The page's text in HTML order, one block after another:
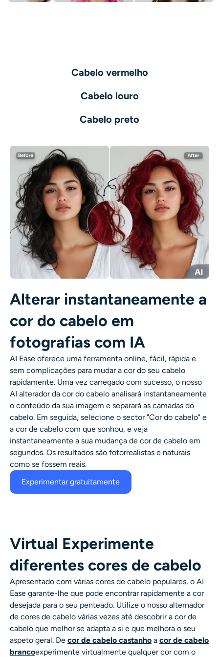
Trocador de roupas
Bebê AI
Filtro de IA
Gerador de tiro na cabeça Pro
Gerador de tiro na cabeça AI
Criador de fotos para passaporte
Ferramentas de vídeo
Efeitos de vídeo
Removedor de Marca-d'água de Vídeo
Cabelo vermelho
Cabelo louro
Cabelo preto
Alterar instantaneamente a
cor do cabelo em
fotografias com IA
AI Ease oferece uma ferramenta online, fácil, rápida e
sem complicações para mudar a cor do seu cabelo
rapidamente. Uma vez carregado com sucesso, o nosso
AI alterador da cor do cabelo analisará instantaneamente
o conteúdo da sua imagem e separará as camadas do
cabelo. Em seguida, selecione o sector "Cor do cabelo" e
a cor de cabelo com que sonhou, e veja
instantaneamente a sua mudança de cor de cabelo em
segundos. Os resultados são fotorrealistas e naturais
como se fossem reais.
Experimentar gratuitamente
Virtual Experimente
diferentes cores de cabelo
Apresentado com várias cores de cabelo populares, o AI
Ease garante-lhe que pode encontrar rapidamente a cor
desejada para o seu penteado. Utilize o nosso alternador
de cores de cabelo várias vezes até descobrir a cor de
cabelo que melhor se adapta a si e que melhora o seu
aspeto geral. De cor de cabelo castanho a cor de cabelo
brancoexperimente virtualmente qualquer cor com o